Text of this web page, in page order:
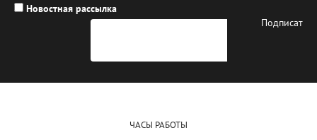
Новостная рассылка
ЧАСЫ РАБОТЫ